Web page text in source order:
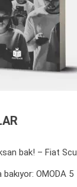
bak! – Fiat
OMODA 5